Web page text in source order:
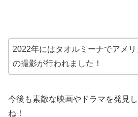
2022年にはタオルミーナでアメ
の撮影が行われました！
今後も素敵な映画やドラマを発見
ね！